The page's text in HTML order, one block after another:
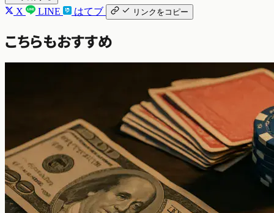
X LINE はてブ リンクをコピー
こちらもおすすめ